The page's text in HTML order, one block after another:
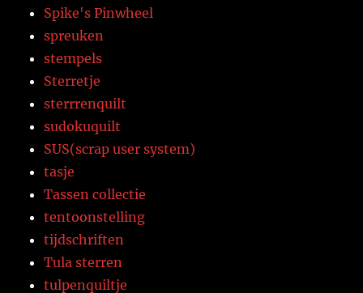
Spike's Pinwheel
spreuken
stempels
Sterretje
sterrrenquilt
sudokuquilt
SUS(scrap user system)
tasje
Tassen collectie
tentoonstelling
tijdschriften
Tula sterren
tulpenquiltje